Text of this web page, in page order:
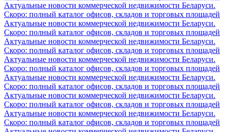
Актуальные новости коммерческой недвижимости Беларуси.
Скоро: полный каталог офисов, складов и торговых площадей
Актуальные новости коммерческой недвижимости Беларуси.
Скоро: полный каталог офисов, складов и торговых площадей
Актуальные новости коммерческой недвижимости Беларуси.
Скоро: полный каталог офисов, складов и торговых площадей
Актуальные новости коммерческой недвижимости Беларуси.
Скоро: полный каталог офисов, складов и торговых площадей
Актуальные новости коммерческой недвижимости Беларуси.
Скоро: полный каталог офисов, складов и торговых площадей
Актуальные новости коммерческой недвижимости Беларуси.
Скоро: полный каталог офисов, складов и торговых площадей
Актуальные новости коммерческой недвижимости Беларуси.
Скоро: полный каталог офисов, складов и торговых площадей